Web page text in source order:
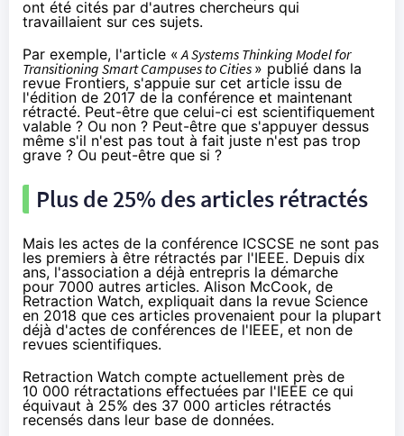
ont été cités par d'autres chercheurs qui
travaillaient sur ces sujets.
Par exemple, l'article «A Systems Thinking Model for
Transitioning Smart Campuses to Cities » publié dans la
revue Frontiers, s'appuie sur cet article issu de
l'édition de 2017 de la conférence et maintenant
rétracté. Peut-être que celui-ci est scientifiquement
valable ? Ou non ? Peut-être que s'appuyer dessus
même s'il n'est pas tout à fait juste n'est pas trop
grave ? Ou peut-être que si ?
Plus de 25% des articles rétractés
Mais les actes de la conférence ICSCSE ne sont pas
les premiers à être rétractés par l'IEEE. Depuis dix
ans, l'association a déjà entrepris la démarche
pour 7000 autres articles. Alison McCook, de
Retraction Watch, expliquait dans la revue Science
en 2018 que ces articles provenaient pour la plupart
déjà d'actes de conférences de l'IEEE, et non de
revues scientifiques.
Retraction Watch compte actuellement près de
10 000 rétractations effectuées par l'IEEE ce qui
équivaut à 25% des 37 000 articles rétractés
recensés dans leur base de données.